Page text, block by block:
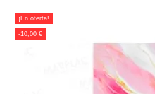
¡En oferta!
-10,00 €